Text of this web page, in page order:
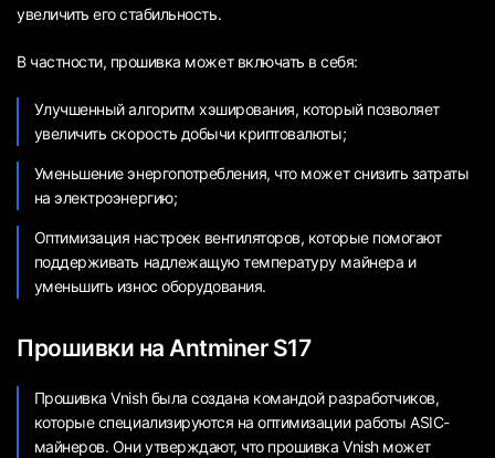
увеличить его стабильность.
В частности, прошивка может включать в себя:
Улучшенный алгоритм хэширования, который позволяет
увеличить скорость добычи криптовалюты;
Уменьшение энергопотребления, что может снизить затраты
на электроэнергию;
Оптимизация настроек вентиляторов, которые помогают
поддерживать надлежащую температуру майнера и
уменьшить износ оборудования.
Прошивки на Antminer S17
Прошивка Vnish была создана командой разработчиков,
которые специализируются на оптимизации работы ASIC-
майнеров. Они утверждают, что прошивка Vnish может